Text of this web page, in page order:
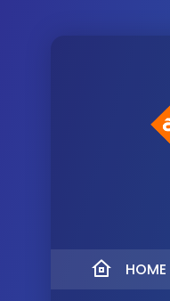
HOME